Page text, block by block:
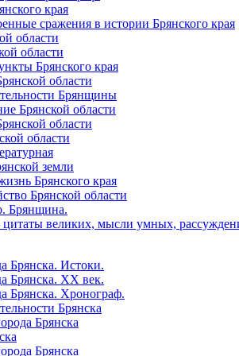
края
сражения в истории Брянского края
области
области
Брянского края
области
Брянщины
Брянской области
области
области
земли
Брянского края
Брянской области
Брянщина.
цитаты великих, мысли умных,
Брянска. Истоки.
Брянска. XX век.
Брянска. Хронограф.
Брянска
Брянска
Брянска